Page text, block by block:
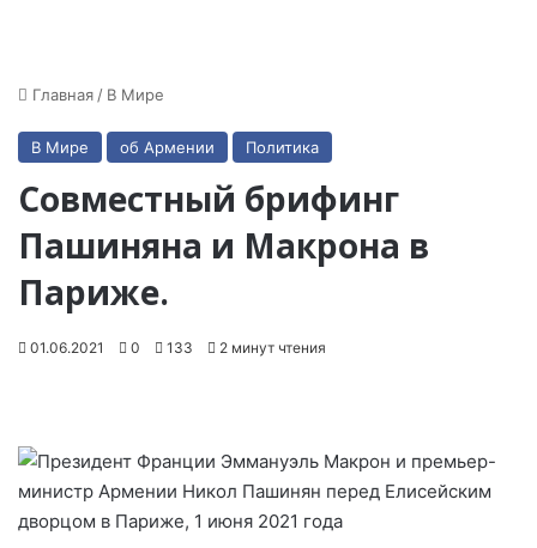
Главная / В Мире
В Мире об Армении Политика
Совместный брифинг
Пашиняна и Макрона в
Париже.
01.06.2021 0 133 2 минут чтения